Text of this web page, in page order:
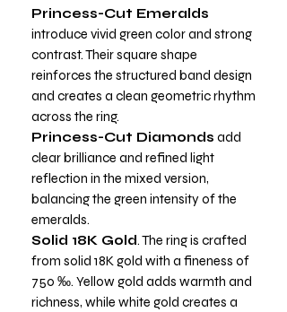
Princess-Cut Emeralds
introduce vivid green color and strong
contrast. Their square shape
reinforces the structured band design
and creates a clean geometric rhythm
across the ring.
Princess-Cut Diamonds add
clear brilliance and refined light
reflection in the mixed version,
balancing the green intensity of the
emeralds.
Solid 18K Gold. The ring is crafted
from solid 18K gold with a fineness of
750 ‰. Yellow gold adds warmth and
richness, while white gold creates a